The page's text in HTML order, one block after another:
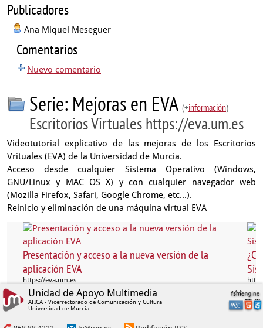
Publicadores
Ana Miquel Meseguer
Comentarios
Nuevo comentario
Serie: Mejoras en EVA (+información)
Escritorios Virtuales https://eva.um.es
Videotutorial explicativo de las mejoras de los Escritorios
Vrituales (EVA) de la Universidad de Murcia.
Acceso desde cualquier Sistema Operativo (Windows,
GNU/Linux y MAC OS X) y con cualquier navegador web
(Mozilla Firefox, Safari, Google Chrome, etc...).
Reinicio y eliminación de una máquina virtual EVA
Presentación y acceso a la nueva versión de la
aplicación EVA
https://eva.um.es
Unidad de Apoyo Multimedia
ATICA - Vicerrectorado de Comunicación y Cultura
Universidad de Murcia